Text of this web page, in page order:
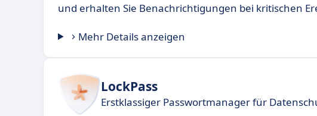
und erhalten Sie Benachrichtigungen bei kritischen
Mehr Details anzeigen
LockPass
Erstklassiger Passwortmanager für